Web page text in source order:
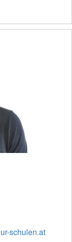
schulen.at